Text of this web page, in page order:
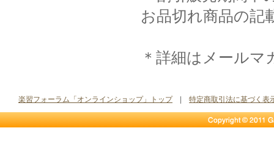
お品切れ商品の記
＊詳細はメール
楽習フォーラム「オンラインショップ」トップ| 特定商取引法に基づく表